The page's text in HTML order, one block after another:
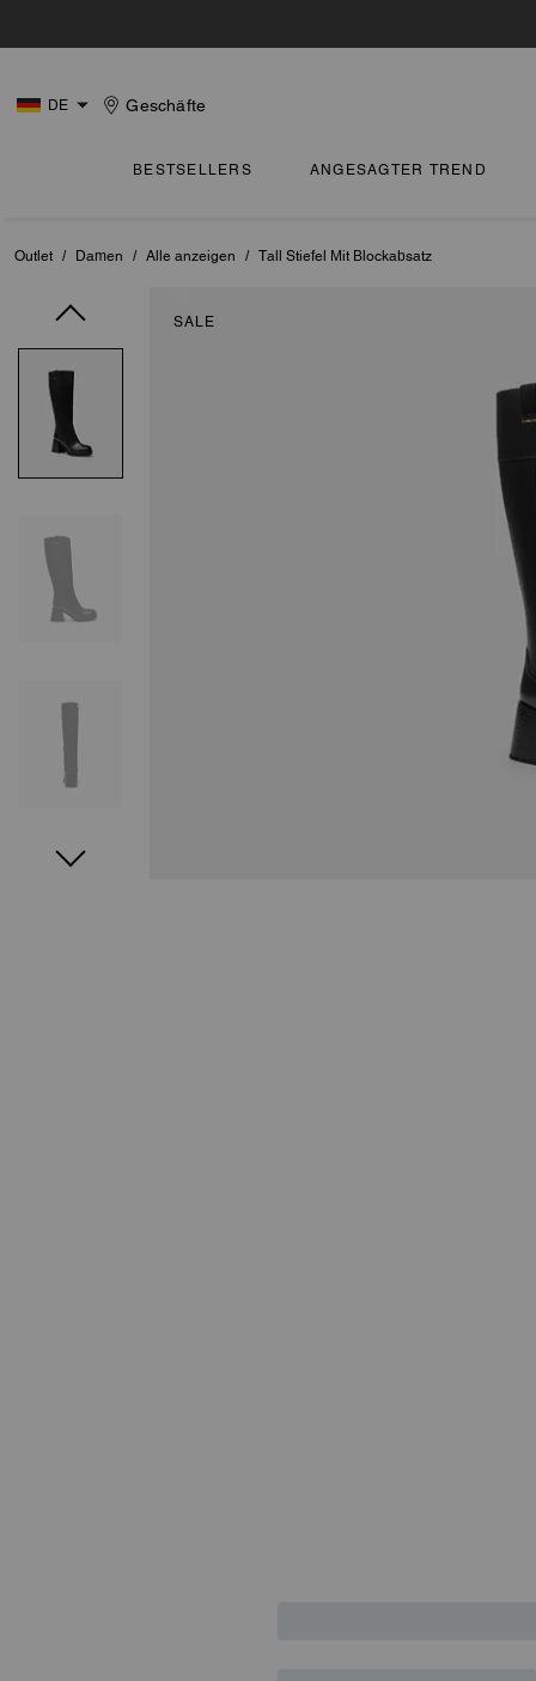
DE Geschäfte
BESTSELLERS ANGESAGTER TREND
Outlet / Damen / Alle anzeigen / Tall Stiefel Mit Blockabsatz
SALE